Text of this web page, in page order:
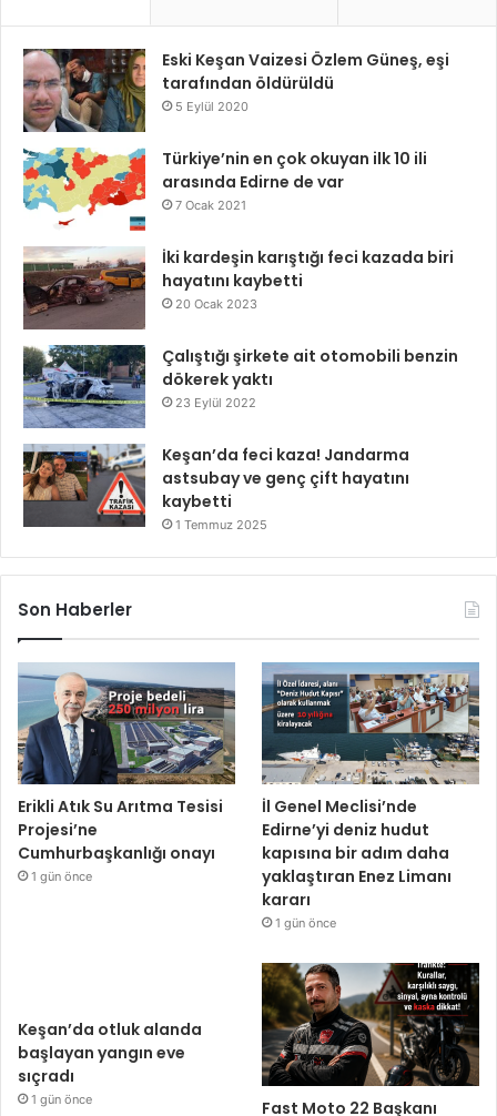
Eski Keşan Vaizesi Özlem Güneş, eşi
tarafından öldürüldü
5 Eylül 2020
Türkiye’nin en çok okuyan ilk 10 ili
arasında Edirne de var
7 Ocak 2021
İki kardeşin karıştığı feci kazada biri
hayatını kaybetti
20 Ocak 2023
Çalıştığı şirkete ait otomobili benzin
dökerek yaktı
23 Eylül 2022
Keşan’da feci kaza! Jandarma
astsubay ve genç çift hayatını
kaybetti
1 Temmuz 2025
Son Haberler
Erikli Atık Su Arıtma Tesisi
Projesi’ne
Cumhurbaşkanlığı onayı
1 gün önce
İl Genel Meclisi’nde
Edirne’yi deniz hudut
kapısına bir adım daha
yaklaştıran Enez Limanı
kararı
1 gün önce
Keşan’da otluk alanda
başlayan yangın eve
sıçradı
1 gün önce
Fast Moto 22 Başkanı